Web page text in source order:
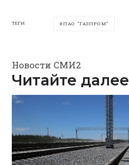
ТЕГИ ПАО "ГАЗПРОМ"
Новости СМИ2
Читайте далее